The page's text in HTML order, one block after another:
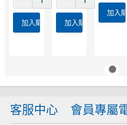
加入購物車 加入購物車
加入
客服中心 會員專屬